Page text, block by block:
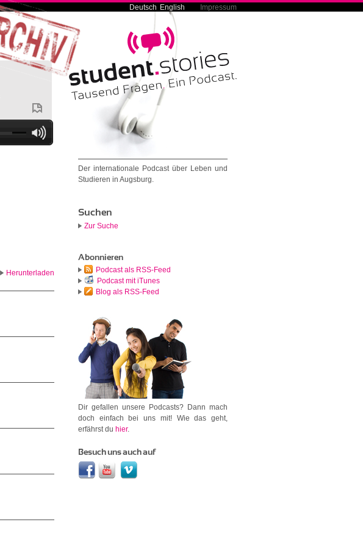
Impressum
English
Deutsch
Herunterladen
Der internationale Podcast über Leben und
Studieren in Augsburg.
Suchen
Zur Suche
Abonnieren
Podcast als RSS-Feed
Podcast mit iTunes
Blog als RSS-Feed
Dir gefallen unsere Podcasts? Dann mach
doch einfach bei uns mit! Wie das geht,
erfährst du hier.
Besuch uns auch auf